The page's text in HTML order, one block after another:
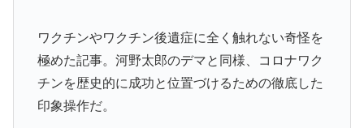
ワクチンやワクチン後遺症に全く触れない奇怪を
極めた記事。河野太郎のデマと同様、コロナワク
チンを歴史的に成功と位置づけるための徹底した
印象操作だ。